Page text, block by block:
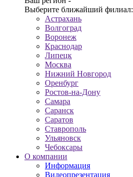
Выберите ближайший филиал:
Астрахань
Волгоград
Воронеж
Краснодар
Липецк
Москва
Нижний Новгород
Оренбург
Ростов-на-Дону
Самара
Саранск
Саратов
Ставрополь
Ульяновск
Чебоксары
О компании
Информация
Видеопрезентация